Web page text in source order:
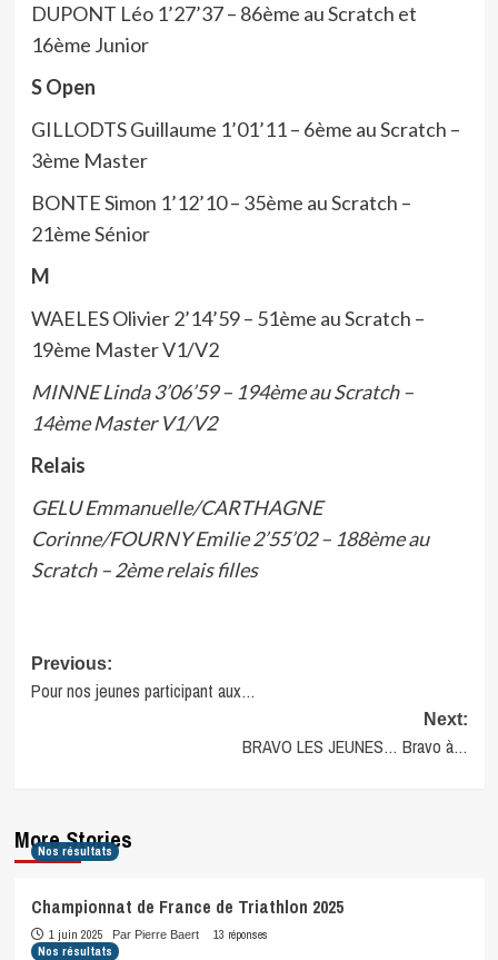
DUPONT Léo 1’27’37 – 86ème au Scratch et
16ème Junior
S Open
GILLODTS Guillaume 1’01’11 – 6ème au Scratch –
3ème Master
BONTE Simon 1’12’10 – 35ème au Scratch –
21ème Sénior
M
WAELES Olivier 2’14’59 – 51ème au Scratch –
19ème Master V1/V2
MINNE Linda 3’06’59 – 194ème au Scratch –
14ème Master V1/V2
Relais
GELU Emmanuelle/CARTHAGNE
Corinne/FOURNY Emilie 2’55’02 – 188ème au
Scratch – 2ème relais filles
Post
navigation
Previous:
Pour nos jeunes participant aux…
Next:
BRAVO LES JEUNES… Bravo à…
More Stories
Nos résultats
Championnat de France de Triathlon 2025
1 juin 2025 Par Pierre Baert
13 réponses
Nos résultats